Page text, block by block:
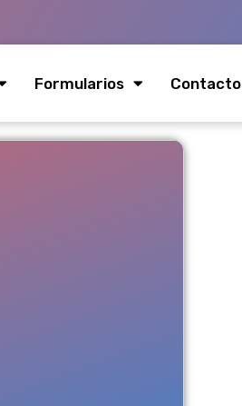
Formularios Contacto